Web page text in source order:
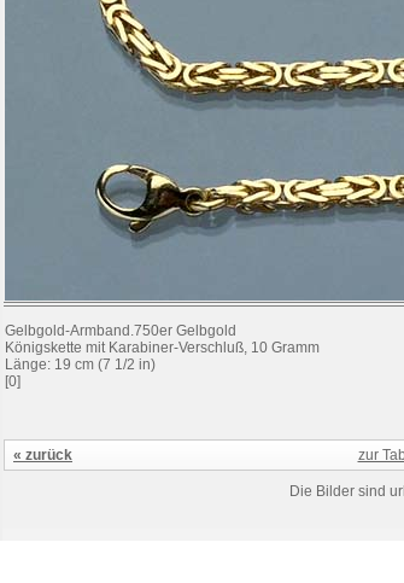
Gelbgold-Armband.750er Gelbgold
Königskette mit Karabiner-Verschluß, 10 Gramm
Länge: 19 cm (7 1/2 in)
[0]
« zurück zur
Die Bilder sind